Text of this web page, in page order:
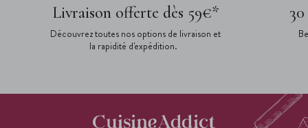
Livraison offerte dès 59€*
Découvrez toutes nos options de livraison et
la rapidité d'expédition.